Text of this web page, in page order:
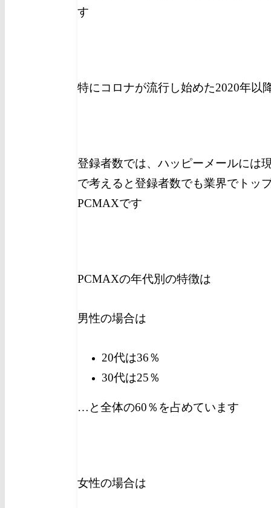
す
特にコロナが流行し始めた2020年以
登録者数では、ハッピーメールには
で考えると登録者数でも業界でトッ
PCMAXです
PCMAXの年代別の特徴は
男性の場合は
20代は36％
30代は25％
…と全体の60％を占めています
女性の場合は